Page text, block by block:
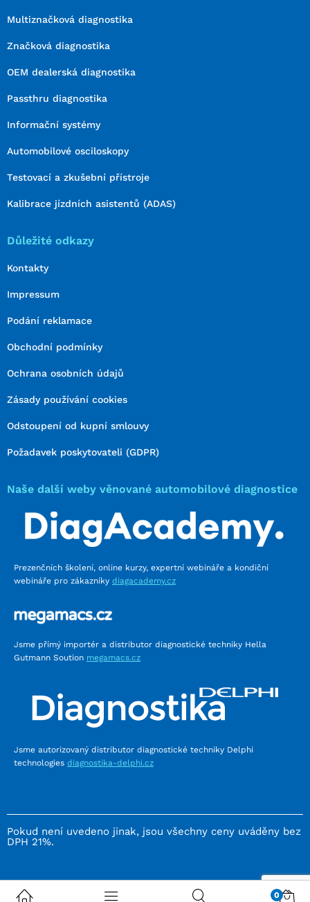
Multiznačková diagnostika
Značková diagnostika
OEM dealerská diagnostika
Passthru diagnostika
Informační systémy
Automobilové osciloskopy
Testovací a zkušební přístroje
Kalibrace jízdních asistentů (ADAS)
Důležité odkazy
Kontakty
Impressum
Podání reklamace
Obchodní podmínky
Ochrana osobních údajů
Zásady používání cookies
Odstoupení od kupní smlouvy
Požadavek poskytovateli (GDPR)
Naše další weby věnované automobilové diagnostice
Prezenčních školení, online kurzy, expertní webináře a kondiční
webináře pro zákazníky diagacademy.cz
Jsme přímý importér a distributor diagnostické techniky Hella
Gutmann Soution megamacs.cz
Jsme autorizovaný distributor diagnostické techniky Delphi
technologies diagnostika-delphi.cz
Pokud není uvedeno jinak, jsou všechny ceny uváděny bez
DPH 21%.
0